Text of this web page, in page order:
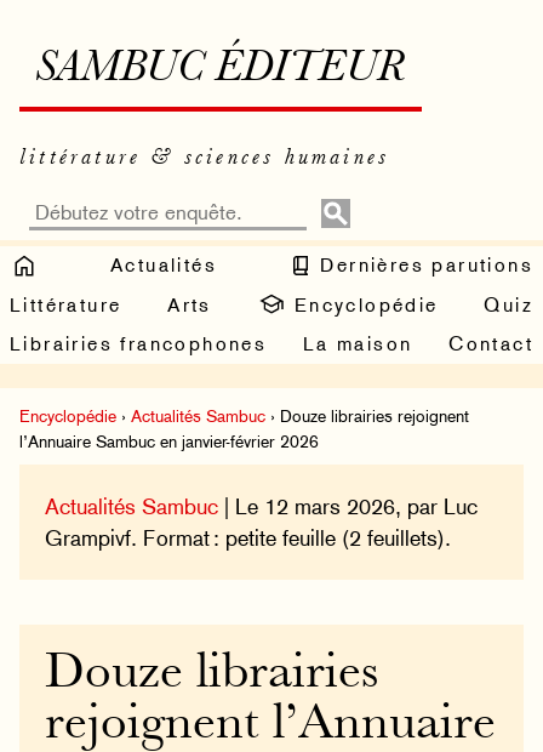
SAMBUC ÉDITEUR
littérature & sciences humaines
Actualités
Dernières parutions
Littérature
Arts Encyclopédie
Quiz
Librairies francophones
La maison Contact
Encyclopédie › Actualités Sambuc › Douze librairies rejoignent
l’Annuaire Sambuc en janvier-février 2026
Actualités Sambuc | Le 12 mars 2026, par Luc
Grampivf. Format : petite feuille (2 feuillets).
Douze librairies
rejoignent l’Annuaire